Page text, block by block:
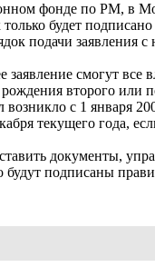
фонде по РМ, в
будет
подачи заявления с
заявление смогут все
второго или
с 1 января
текущего года,
документы,
будут подписаны